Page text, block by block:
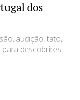
dos
audição, tato,
descobrires